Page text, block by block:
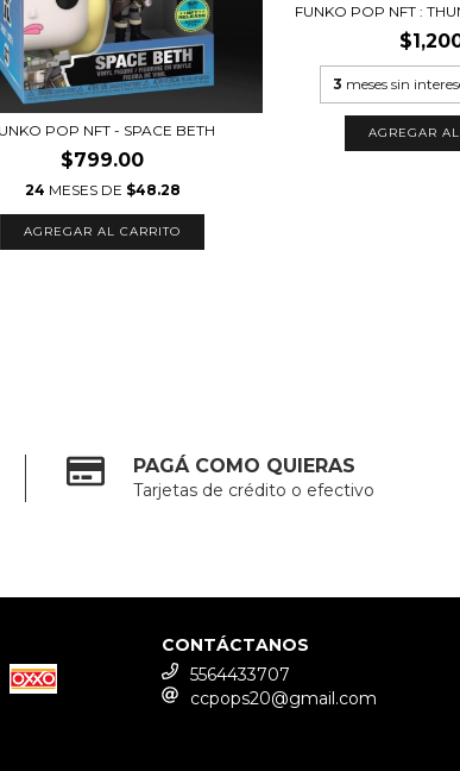
POP NFT - SPACE BETH
$799.00
24 MESES DE $48.28
FUNKO POP NFT :
3 meses sin
PAGÁ COMO QUIERAS
Tarjetas de crédito o efectivo
CONTÁCTANOS
5564433707
ccpops20@gmail.com